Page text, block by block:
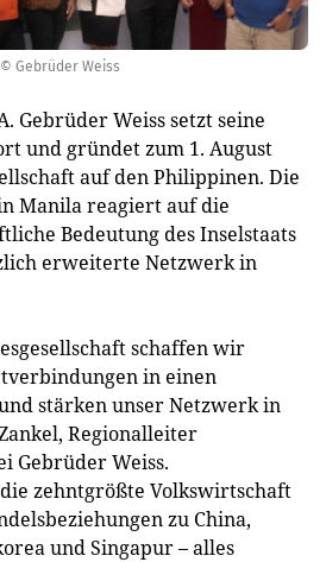
© Gebrüder Weiss
Gebrüder Weiss setzt seine
und gründet zum 1. August
auf den Philippinen. Die
Manila reagiert auf die
Bedeutung des Inselstaats
erweiterte Netzwerk in
schaffen wir
in einen
stärken unser Netzwerk in
Regionalleiter
Gebrüder Weiss.
zehntgrößte Volkswirtschaft
zu China,
und Singapur – alles